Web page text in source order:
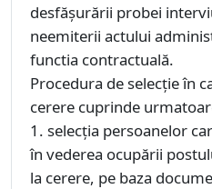
desfășurării probei
neemiterii actului
functia contractuală.
Procedura de selecție în
cerere cuprinde
1. selecția persoanelor
în vederea ocupării
la cerere, pe baza